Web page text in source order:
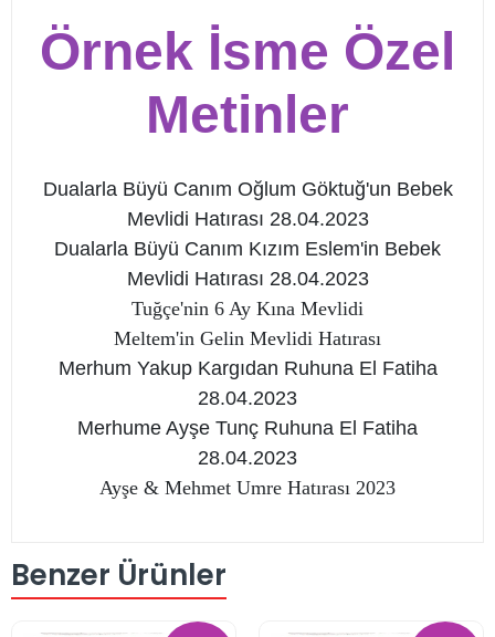
Örnek İsme Özel
Metinler
Dualarla Büyü Canım Oğlum Göktuğ'un Bebek
Mevlidi Hatırası 28.04.2023
Dualarla Büyü Canım Kızım Eslem'in Bebek
Mevlidi Hatırası 28.04.2023
Tuğçe'nin 6 Ay Kına Mevlidi
Meltem'in Gelin Mevlidi Hatırası
Merhum Yakup Kargıdan Ruhuna El Fatiha
28.04.2023
Merhume Ayşe Tunç Ruhuna El Fatiha
28.04.2023
Ayşe & Mehmet Umre Hatırası 2023
Benzer Ürünler